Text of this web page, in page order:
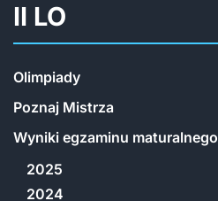
II LO
Olimpiady
Poznaj Mistrza
Wyniki egzaminu maturalnego
2025
2024